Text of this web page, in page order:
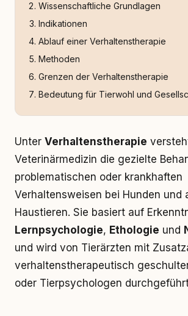
Wissenschaftliche Grundlagen
Indikationen
Ablauf einer Verhaltenstherapie
Methoden
Grenzen der Verhaltenstherapie
Bedeutung für Tierwohl und
Unter Verhaltenstherapie
Veterinärmedizin die gezielte
problematischen oder krankhaften
Verhaltensweisen bei Hunden und
Haustieren. Sie basiert auf
Lernpsychologie, Ethologie und
und wird von Tierärzten mit
verhaltenstherapeutisch
oder Tierpsychologen